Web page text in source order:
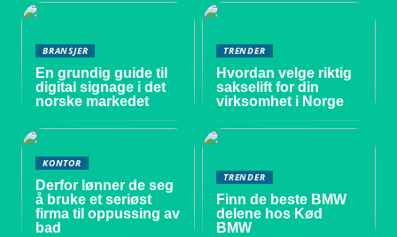
BRANSJER
En grundig guide til
digital signage i det
norske markedet
TRENDER
Hvordan velge riktig
sakselift for din
virksomhet i Norge
KONTOR
Derfor lønner de seg
å bruke et seriøst
firma til oppussing av
bad
TRENDER
Finn de beste BMW
delene hos Kød
BMW